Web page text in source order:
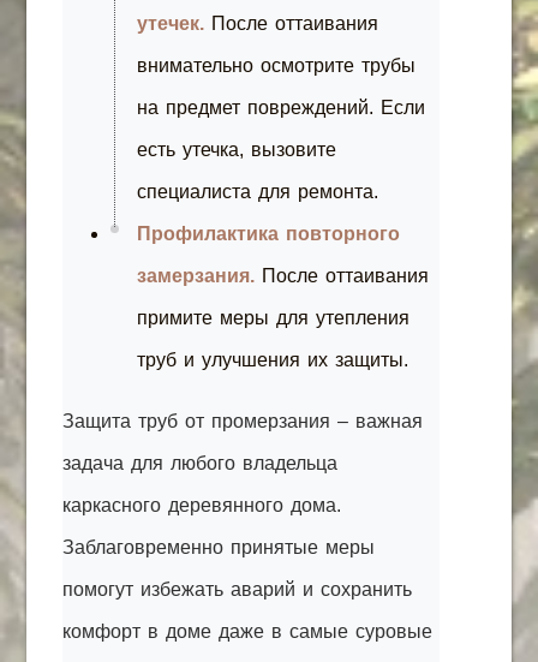
утечек. После оттаивания
внимательно осмотрите трубы
на предмет повреждений. Если
есть утечка, вызовите
специалиста для ремонта.
Профилактика повторного
замерзания. После оттаивания
примите меры для утепления
труб и улучшения их защиты.
Защита труб от промерзания – важная
задача для любого владельца
каркасного деревянного дома.
Заблаговременно принятые меры
помогут избежать аварий и сохранить
комфорт в доме даже в самые суровые